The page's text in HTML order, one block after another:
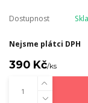
Dostupnost
Nejsme plátci DPH
390 Kč/ks